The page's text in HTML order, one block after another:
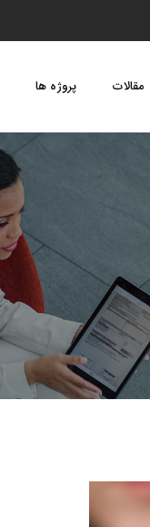
مقالات پروژه ها